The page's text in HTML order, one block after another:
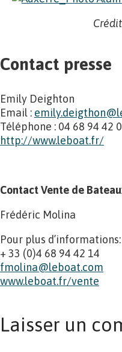
Contact presse
Emily Deighton
Email :
Téléphone : 04 68 94 42
http://www.leboat.fr/
Contact Vente de
Frédéric Molina
Pour plus d’informations:
+ 33 (0)4 68 94 42 14
fmolina@leboat.com
www.leboat.fr/vente
Laisser un